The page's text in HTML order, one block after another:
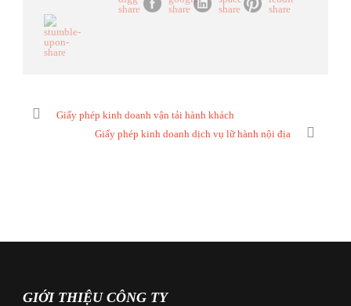
Giấy phép kinh doanh vận tải hành khách
Giấy phép kinh doanh dịch vụ lữ hành nội địa
GIỚI THIỆU CÔNG TY